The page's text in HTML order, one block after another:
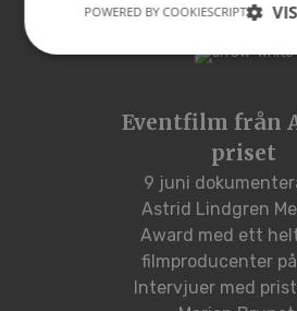
råmaterial till film
Eventfilm från
priset
9 juni
Astrid Lindgren
Award med ett
filmproducenter
Intervjuer med
POWERED BY COOKIESCRIPT